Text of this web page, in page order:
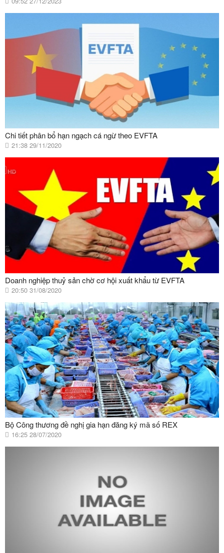
Chi tiết phân bổ hạn ngạch cá ngừ theo EVFTA
21:38 29/11/2020
Doanh nghiệp thuỷ sản chờ cơ hội xuất khẩu từ EVFTA
20:50 31/08/2020
Bộ Công thương đề nghị gia hạn đăng ký mã số REX
16:25 28/07/2020